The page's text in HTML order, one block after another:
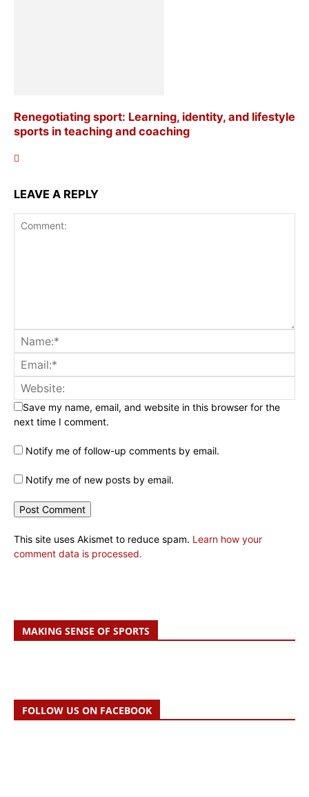
Renegotiating sport: Learning, identity, and lifestyle
sports in teaching and coaching
LEAVE A REPLY
Save my name, email, and website in this browser for the
next time I comment.
Notify me of follow-up comments by email.
Notify me of new posts by email.
This site uses Akismet to reduce spam. Learn how your
comment data is processed.
MAKING SENSE OF SPORTS
FOLLOW US ON FACEBOOK